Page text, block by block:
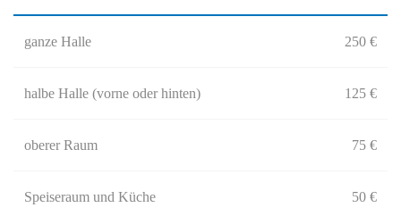
ganze Halle 250 €
halbe Halle (vorne oder hinten) 125 €
oberer Raum 75 €
Speiseraum und Küche 50 €